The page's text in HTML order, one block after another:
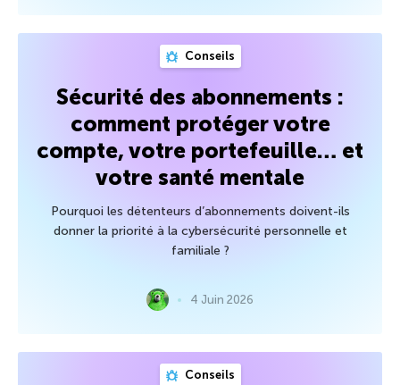
Conseils
Sécurité des abonnements :
comment protéger votre
compte, votre portefeuille… et
votre santé mentale
Pourquoi les détenteurs d’abonnements doivent-ils
donner la priorité à la cybersécurité personnelle et
familiale ?
4 Juin 2026
Conseils